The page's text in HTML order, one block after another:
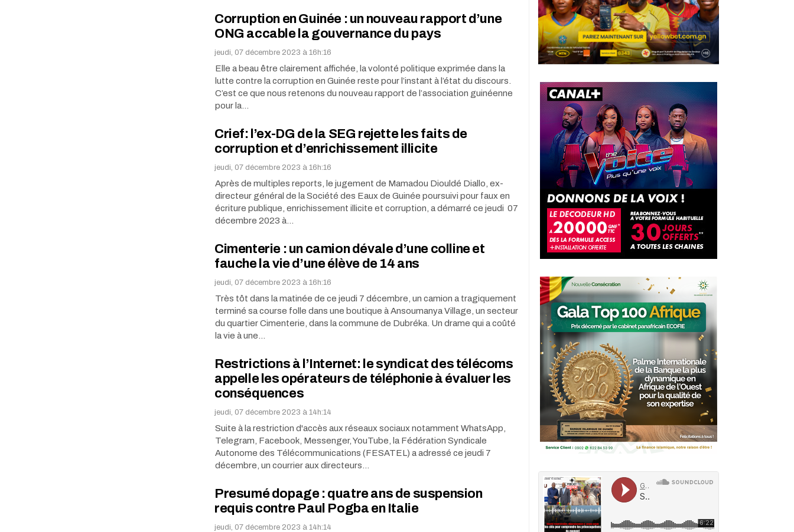
Corruption en Guinée : un nouveau rapport d’une
ONG accable la gouvernance du pays
jeudi, 07 décembre 2023 à 16h:16
Elle a beau être clairement affichée, la volonté politique exprimée dans la
lutte contre la corruption en Guinée reste pour l’instant à l’état du discours.
C’est ce que nous retenons du nouveau rapport de l’association guinéenne
pour la…
Crief: l’ex-DG de la SEG rejette les faits de
corruption et d’enrichissement illicite
jeudi, 07 décembre 2023 à 16h:16
Après de multiples reports, le jugement de Mamadou Diouldé Diallo, ex-
directeur général de la Société des Eaux de Guinée poursuivi pour faux en
écriture publique, enrichissement illicite et corruption, a démarré ce jeudi 07
décembre 2023 à…
Cimenterie : un camion dévale d’une colline et
fauche la vie d’une élève de 14 ans
jeudi, 07 décembre 2023 à 16h:16
Très tôt dans la matinée de ce jeudi 7 décembre, un camion a tragiquement
terminé sa course folle dans une boutique à Ansoumanya Village, un secteur
du quartier Cimenterie, dans la commune de Dubréka. Un drame qui a coûté
la vie à une…
Restrictions à l’Internet: le syndicat des télécoms
appelle les opérateurs de téléphonie à évaluer les
conséquences
jeudi, 07 décembre 2023 à 14h:14
Suite à la restriction d'accès aux réseaux sociaux notamment WhatsApp,
Telegram, Facebook, Messenger, YouTube, la Fédération Syndicale
Autonome des Télécommunications (FESATEL) a adressé ce jeudi 7
décembre, un courrier aux directeurs…
Presumé dopage : quatre ans de suspension
requis contre Paul Pogba en Italie
jeudi, 07 décembre 2023 à 14h:14